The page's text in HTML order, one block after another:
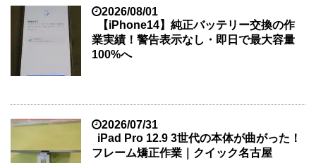
2026/08/01
【iPhone14】純正バッテリー交換の作
業実績！警告表示なし・即日で最大容量
100%へ
2026/07/31
iPad Pro 12.9 3世代の本体が曲がった！
フレーム矯正作業｜クイック名古屋